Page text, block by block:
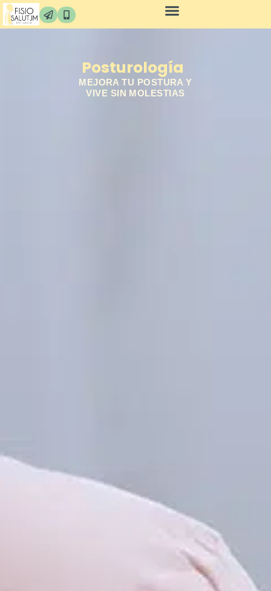
Posturología
MEJORA TU POSTURA Y
VIVE SIN MOLESTIAS